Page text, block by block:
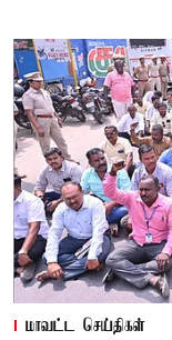
மாவட்ட செய்திகள்